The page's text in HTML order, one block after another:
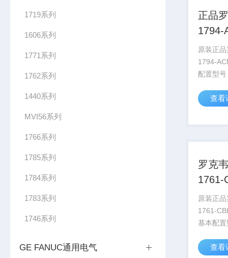
1719系列
1606系列
1771系列
1762系列
1440系列
MVI56系列
1766系列
1785系列
1784系列
1783系列
1746系列
GE FANUC通用电气
正品
1794-
库存
原装正
1794-
配置​​型
冗余
V...
查看
罗克
1761-
全性
原装正
1761-
基本配
编程通
查看